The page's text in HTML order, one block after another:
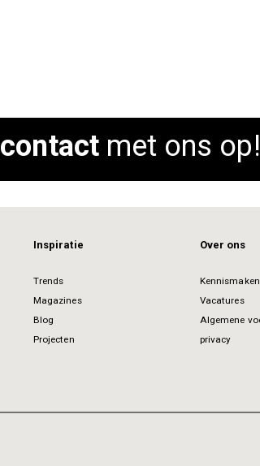
contactmet ons op!
Inspiratie
Trends
Magazines
Blog
Projecten
Over ons
Kennismaken
Vacatures
Algemene
privacy